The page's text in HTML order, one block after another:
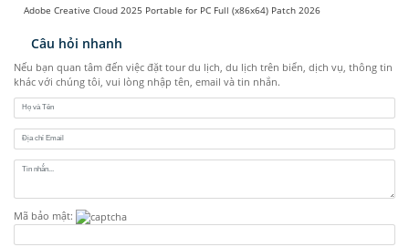
Adobe Creative Cloud 2025 Portable for PC Full (x86x64) Patch 2026
Câu hỏi nhanh
Nếu bạn quan tâm đến việc đặt tour du lịch, du lịch trên biển, dịch vụ, thông tin
khác với chúng tôi, vui lòng nhập tên, email và tin nhắn.
Mã bảo mật: